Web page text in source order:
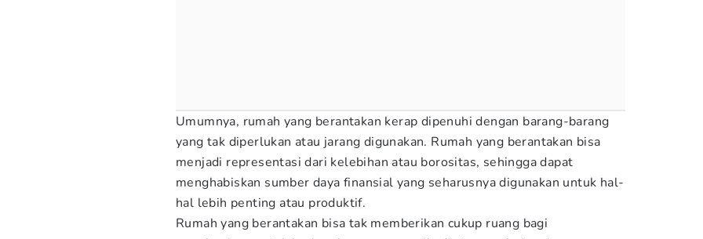
Umumnya, rumah yang berantakan kerap dipenuhi dengan barang-barang
yang tak diperlukan atau jarang digunakan. Rumah yang berantakan bisa
menjadi representasi dari kelebihan atau borositas, sehingga dapat
menghabiskan sumber daya finansial yang seharusnya digunakan untuk hal-
hal lebih penting atau produktif.
Rumah yang berantakan bisa tak memberikan cukup ruang bagi